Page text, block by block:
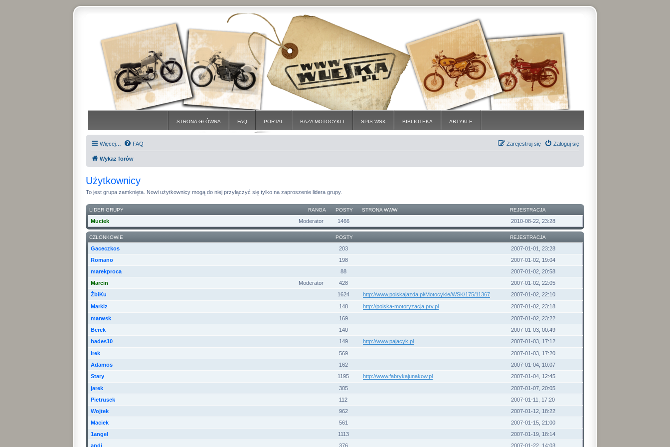
STRONA GŁÓWNA FAQ PORTAL BAZA MOTOCYKLI SPIS WSK BIBLIOTEKA ARTYKLE
Więcej… FAQ Zaloguj się
Zarejestruj się
Wykaz forów
Użytkownicy
To jest grupa zamknięta. Nowi użytkownicy mogą do niej przyłączyć się tylko na zaproszenie lidera grupy.
RANGA
LIDER GRUPY POSTY STRONA WWW REJESTRACJA
Moderator
Muciek 1466 2010-08-22, 23:28
CZŁONKOWIE POSTY REJESTRACJA
Gaceczkos 203
2007-01-01, 23:28
Romano
198
2007-01-02, 19:04
marekproca
88
2007-01-02, 20:58
Moderator
Marcin 428
2007-01-02, 22:05
ŻbiKu
1624 http://www.polskajazda.pl/Motocykle/WSK/175/11367
2007-01-02, 22:10
Markiz
148 http://polska-motoryzacja.prv.pl
2007-01-02, 23:18
marwsk
169
2007-01-02, 23:22
Berek
140
2007-01-03, 00:49
hades10
149 http://www.pajacyk.pl
2007-01-03, 17:12
irek
569
2007-01-03, 17:20
Adamos
162
2007-01-04, 10:07
Stary
1195 http://www.fabrykajunakow.pl
2007-01-04, 12:45
jarek
305
2007-01-07, 20:05
Pietrusek
112
2007-01-11, 17:20
Wojtek
962
2007-01-12, 18:22
Maciek
561
2007-01-15, 21:00
1angel
1113
2007-01-19, 18:14
andi
376 2007-01-22, 14:03